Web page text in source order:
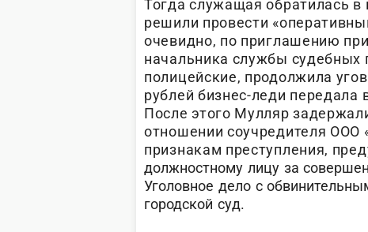
Тогда служащая обратилась
решили провести
очевидно, по приглашению
начальника службы судебных
полицейские, продолжила
рублей бизнес-леди передала
После этого Мулляр
отношении соучредителя ООО
признакам преступления,
должностному лицу за
Уголовное дело с
городской суд.